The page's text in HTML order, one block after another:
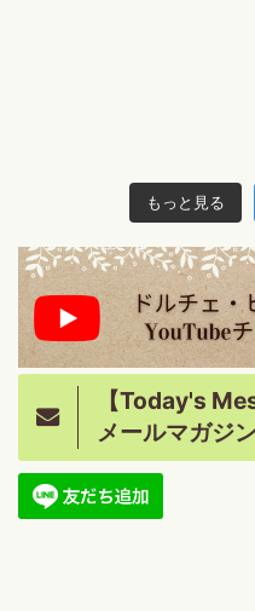
もっと見る
【Today's
メールマガジ